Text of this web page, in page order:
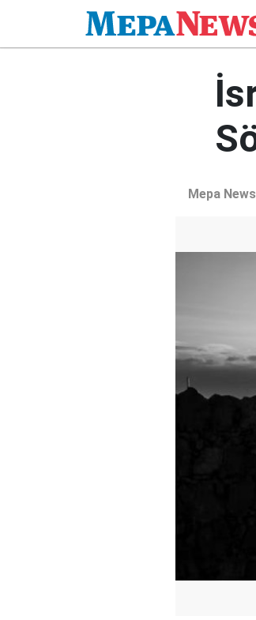
Mepa News